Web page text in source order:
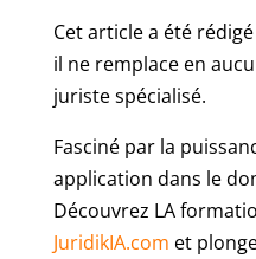
Cet article a été
il ne remplace en
juriste spécialisé.
Fasciné par la
application dans le
Découvrez LA
JuridikIA.com et